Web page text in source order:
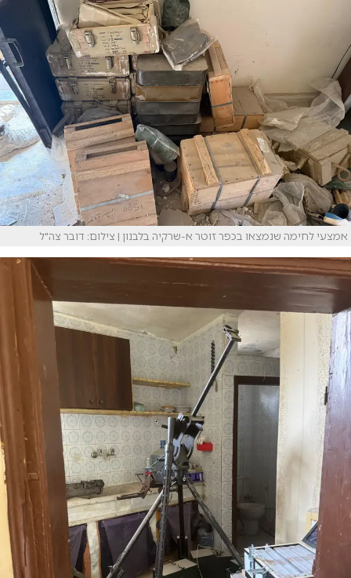
אמצעי לחימה שנמצאו בכפר זוטר א-שרקיה בלבנון | צילום: דובר צה"ל